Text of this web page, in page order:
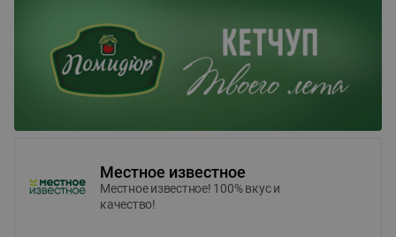
Местное известное
Местное известное! 100% вкус и
качество!